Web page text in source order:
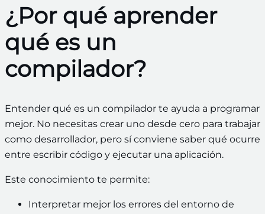
¿Por qué aprender
qué es un
compilador?
Entender qué es un compilador te ayuda a programar
mejor. No necesitas crear uno desde cero para trabajar
como desarrollador, pero sí conviene saber qué ocurre
entre escribir código y ejecutar una aplicación.
Este conocimiento te permite:
Interpretar mejor los errores del entorno de